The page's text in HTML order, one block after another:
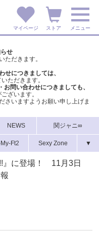
マイページ ストア メニュー
せ
ただきます。
せにつきましては、
ただきます。
お問い合わせにつきましても、
ざいます。
さいますようお願い申し上げま
NEWS 関ジャニ∞
Ft2 Sexy Zone ▼
』に登場！ 11月3日